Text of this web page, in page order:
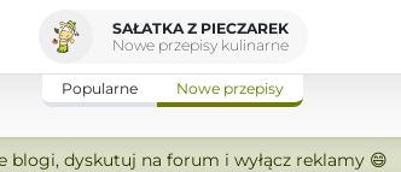
SAŁATKA Z PIECZAREK
Nowe przepisy kulinarne
Popularne Nowe przepisy
blogi, dyskutuj na forum i wyłącz reklamy 😄